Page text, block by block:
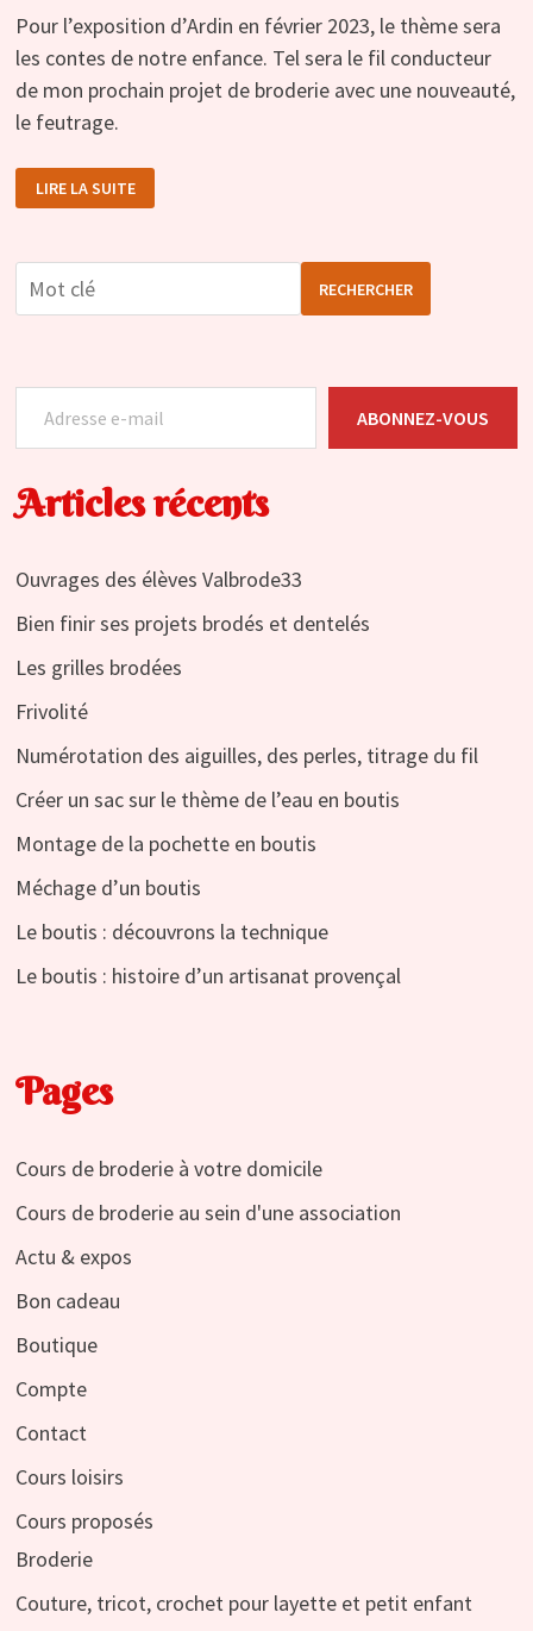
Pour l’exposition d’Ardin en février 2023, le thème sera
les contes de notre enfance. Tel sera le fil conducteur
de mon prochain projet de broderie avec une nouveauté,
le feutrage.
ÉTAIT
UNE
FEUTRAGE
LIRE LA SUITE
RECHERCHER
Adresse e-mail
ABONNEZ-VOUS
Articles récents
Ouvrages des élèves Valbrode33
Bien finir ses projets brodés et dentelés
Les grilles brodées
Frivolité
Numérotation des aiguilles, des perles, titrage du fil
Créer un sac sur le thème de l’eau en boutis
Montage de la pochette en boutis
Méchage d’un boutis
Le boutis : découvrons la technique
Le boutis : histoire d’un artisanat provençal
Pages
Cours de broderie à votre domicile
Cours de broderie au sein d'une association
Actu & expos
Bon cadeau
Boutique
Compte
Contact
Cours loisirs
Cours proposés
Broderie
Couture, tricot, crochet pour layette et petit enfant